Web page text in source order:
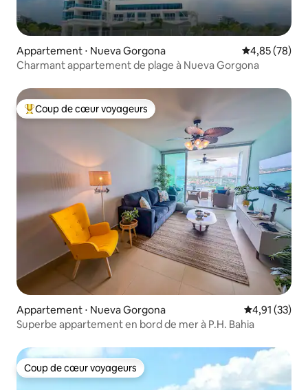
Appartement ⋅ Nueva Gorgona Évaluation
4,85 (78)
Charmant appartement de plage à Nueva Gorgona
Coups de cœur voyageurs les plus appréciés
Coup de cœur voyageurs
Appartement ⋅ Nueva Gorgona Évaluation
4,91 (33)
Superbe appartement en bord de mer à P.H. Bahia
Coup de cœur voyageurs
Coup de cœur voyageurs